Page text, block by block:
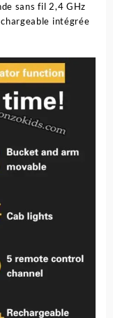
sans fil 2,4 GHz
intégrée